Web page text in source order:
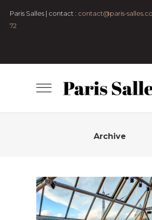
Paris Salles | contact : contact@paris-
72
Archive
mitzvah
congrés et
d'honneur
Petit format
Pop-up
Store
Remise de diplôme
TERRASSE ANATOLE
- 50 pers 50 à 100 pers 7e
arrondissement Anniversaire